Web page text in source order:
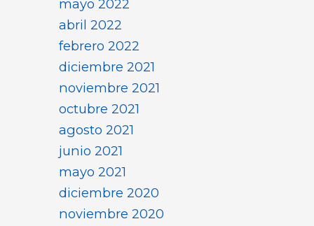
mayo 2022
abril 2022
febrero 2022
diciembre 2021
noviembre 2021
octubre 2021
agosto 2021
junio 2021
mayo 2021
diciembre 2020
noviembre 2020